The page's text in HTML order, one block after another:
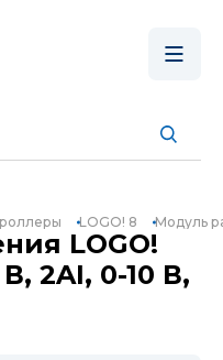
LOGO! 8 Модуль
LOGO!
2AI, 0-10 В,